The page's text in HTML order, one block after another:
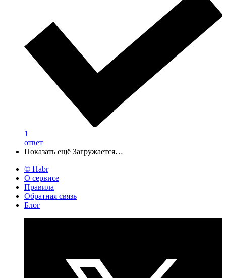
1
ответ
Показать ещё Загружается…
© Habr
О сервисе
Правила
Обратная связь
Блог